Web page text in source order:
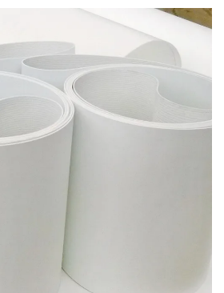
en PVC avec crans